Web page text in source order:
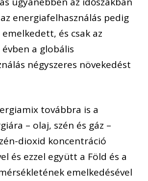
energiafelhasználás pedig
és csak az
a globális
négyszeres növekedést
továbbra is a
– olaj, szén és gáz –
dioxid koncentráció
és ezzel együtt a Föld és a
emelkedésével